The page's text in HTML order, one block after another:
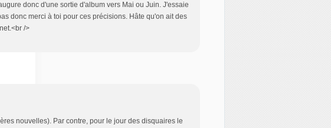
donc d'une sortie d'album vers Mai ou Juin. J'essaie
donc merci à toi pour ces précisions. Hâte qu'on ait des
/>
nouvelles). Par contre, pour le jour des disquaires le